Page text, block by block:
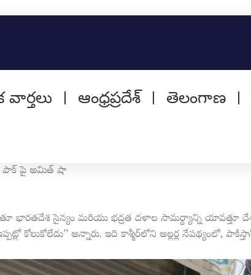
వార్తలు ఆంధ్రప్రదేశ్ తెలంగాణ
– పాక్ పై అమిత్ షా
భారతదేశ సైన్యం మరియు భద్రత దళాల సామర్థ్యాన్ని యావత్తూ
కోలుకోలేదు’’ అన్నారు. ఇది కాశ్మీర్‌లోని అల్లర్ల నేపథ్యంలో,